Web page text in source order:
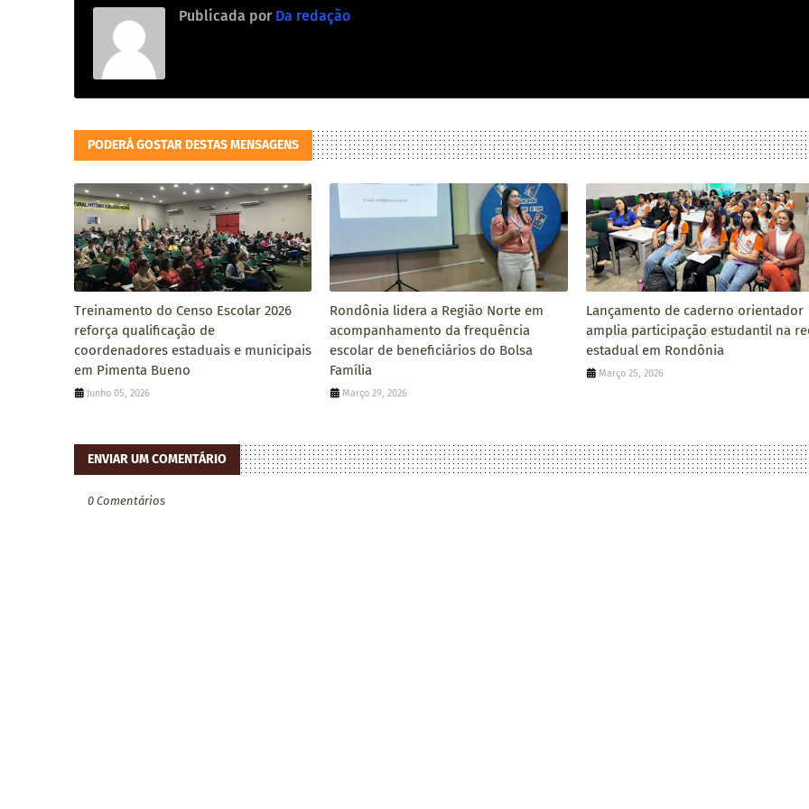
Publicada por Da redação
PODERÁ GOSTAR DESTAS MENSAGENS
Treinamento do Censo Escolar 2026
reforça qualificação de
coordenadores estaduais e municipais
em Pimenta Bueno
Junho 05, 2026
Rondônia lidera a Região Norte em
acompanhamento da frequência
escolar de beneficiários do Bolsa
Família
Março 29, 2026
Lançamento de caderno orientador
amplia participação estudantil na
estadual em Rondônia
Março 25, 2026
ENVIAR UM COMENTÁRIO
0 Comentários